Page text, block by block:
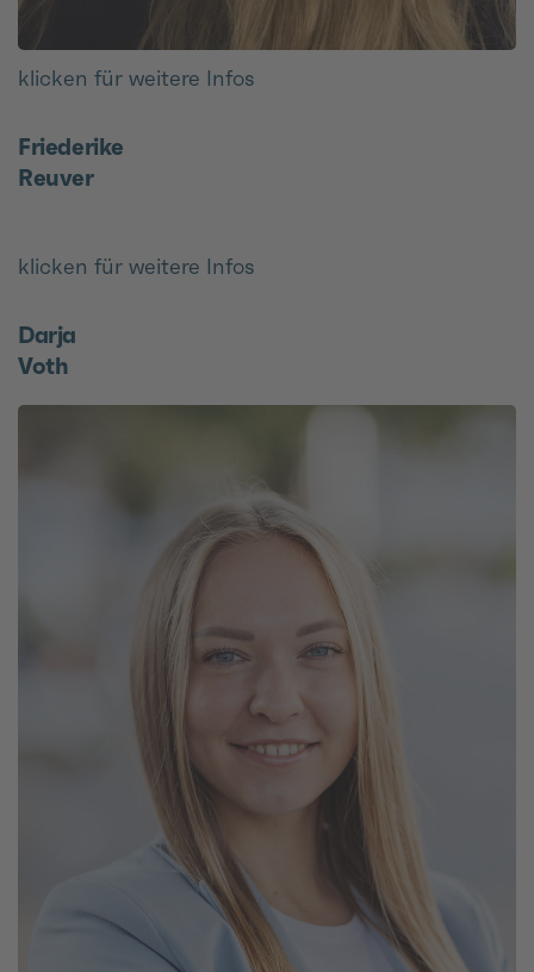
klicken für weitere Infos
Friederike
Reuver
klicken für weitere Infos
Darja
Voth